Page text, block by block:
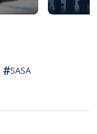
#SASA